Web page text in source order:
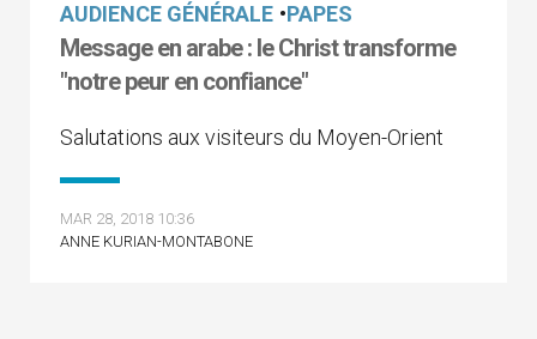
AUDIENCE GÉNÉRALE •PAPES
Message en arabe : le Christ transforme
"notre peur en confiance"
Salutations aux visiteurs du Moyen-Orient
MAR 28, 2018 10:36
ANNE KURIAN-MONTABONE